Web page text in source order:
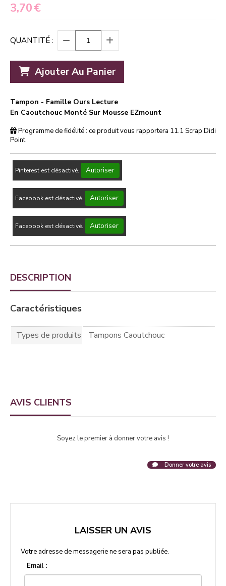
3,70€
QUANTITÉ :
Ajouter Au Panier
Tampon - Famille Ours Lecture
En Caoutchouc Monté Sur Mousse EZmount
Programme de fidélité : ce produit vous rapportera 11.1 Scrap Didi
Point.
Pinterest est désactivé. Autoriser
Facebook est désactivé. Autoriser
Facebook est désactivé. Autoriser
DESCRIPTION
Caractéristiques
Types de produits Tampons Caoutchouc
AVIS CLIENTS
Soyez le premier à donner votre avis !
Donner votre avis
LAISSER UN AVIS
Votre adresse de messagerie ne sera pas publiée.
Email :